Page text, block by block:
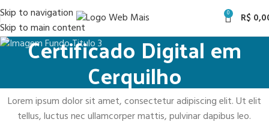
Skip to navigation
Skip to main content
0 R$
Certificado Digital em
Cerquilho
Lorem ipsum dolor sit amet, consectetur adipiscing elit. Ut elit
tellus, luctus nec ullamcorper mattis, pulvinar dapibus leo.